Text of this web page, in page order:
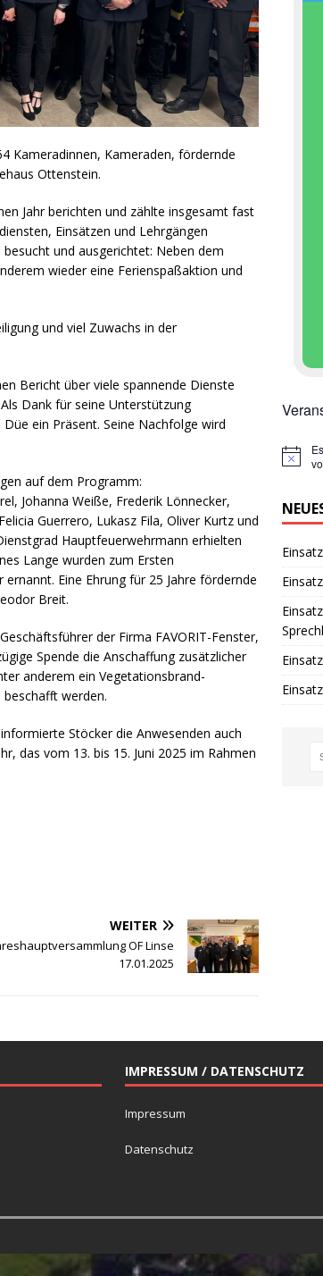
Kameradinnen, Kameraden, fördernde
Ottenstein.
Jahr berichten und zählte insgesamt fast
Einsätzen und Lehrgängen
und ausgerichtet: Neben dem
wieder eine Ferienspaßaktion und
und viel Zuwachs in der
Bericht über viele spannende Dienste
Dank für seine Unterstützung
ein Präsent. Seine Nachfolge wird
auf dem Programm:
Johanna Weiße, Frederik Lönnecker,
Guerrero, Lukasz Fila, Oliver Kurtz und
Hauptfeuerwehrmann erhielten
Lange wurden zum Ersten
Eine Ehrung für 25 Jahre fördernde
Breit.
der Firma FAVORIT-Fenster,
Spende die Anschaffung zusätzlicher
anderem ein Vegetationsbrand-
werden.
Stöcker die Anwesenden auch
das vom 13. bis 15. Juni 2025 im Rahmen
WEITER
OF Linse
17.01.2025
H
w
e
s
IMPRESSUM / DATENSCHUTZ
Impressum
Datenschutz